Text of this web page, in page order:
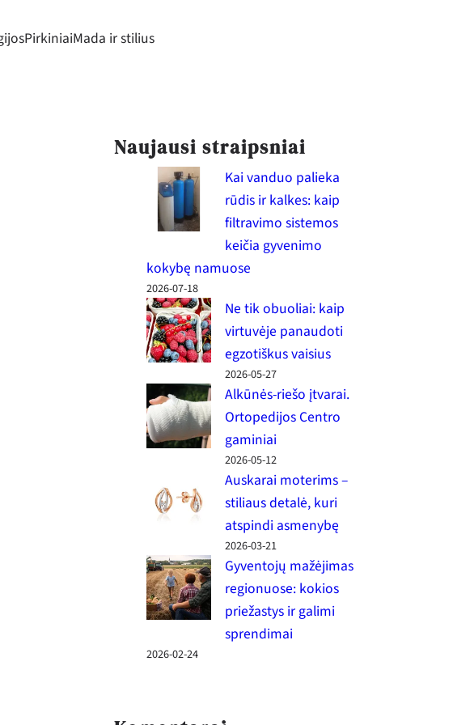
PirkiniaiMada ir stilius
Naujausi straipsniai
Kai vanduo palieka
rūdis ir kalkes: kaip
filtravimo sistemos
keičia gyvenimo
kokybę namuose
2026-07-18
Ne tik obuoliai: kaip
virtuvėje panaudoti
egzotiškus vaisius
2026-05-27
Alkūnės-riešo įtvarai.
Ortopedijos Centro
gaminiai
2026-05-12
Auskarai moterims –
stiliaus detalė, kuri
atspindi asmenybę
2026-03-21
Gyventojų mažėjimas
regionuose: kokios
priežastys ir galimi
sprendimai
2026-02-24